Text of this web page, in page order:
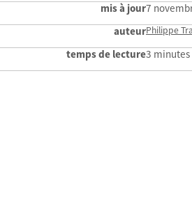
mis à jour7
auteurPhilippe
temps de lecture3 minutes